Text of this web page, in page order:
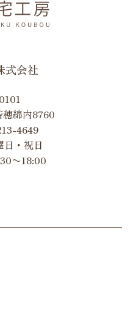
式会社
綿内8760
4649
・祝日
〜18:00